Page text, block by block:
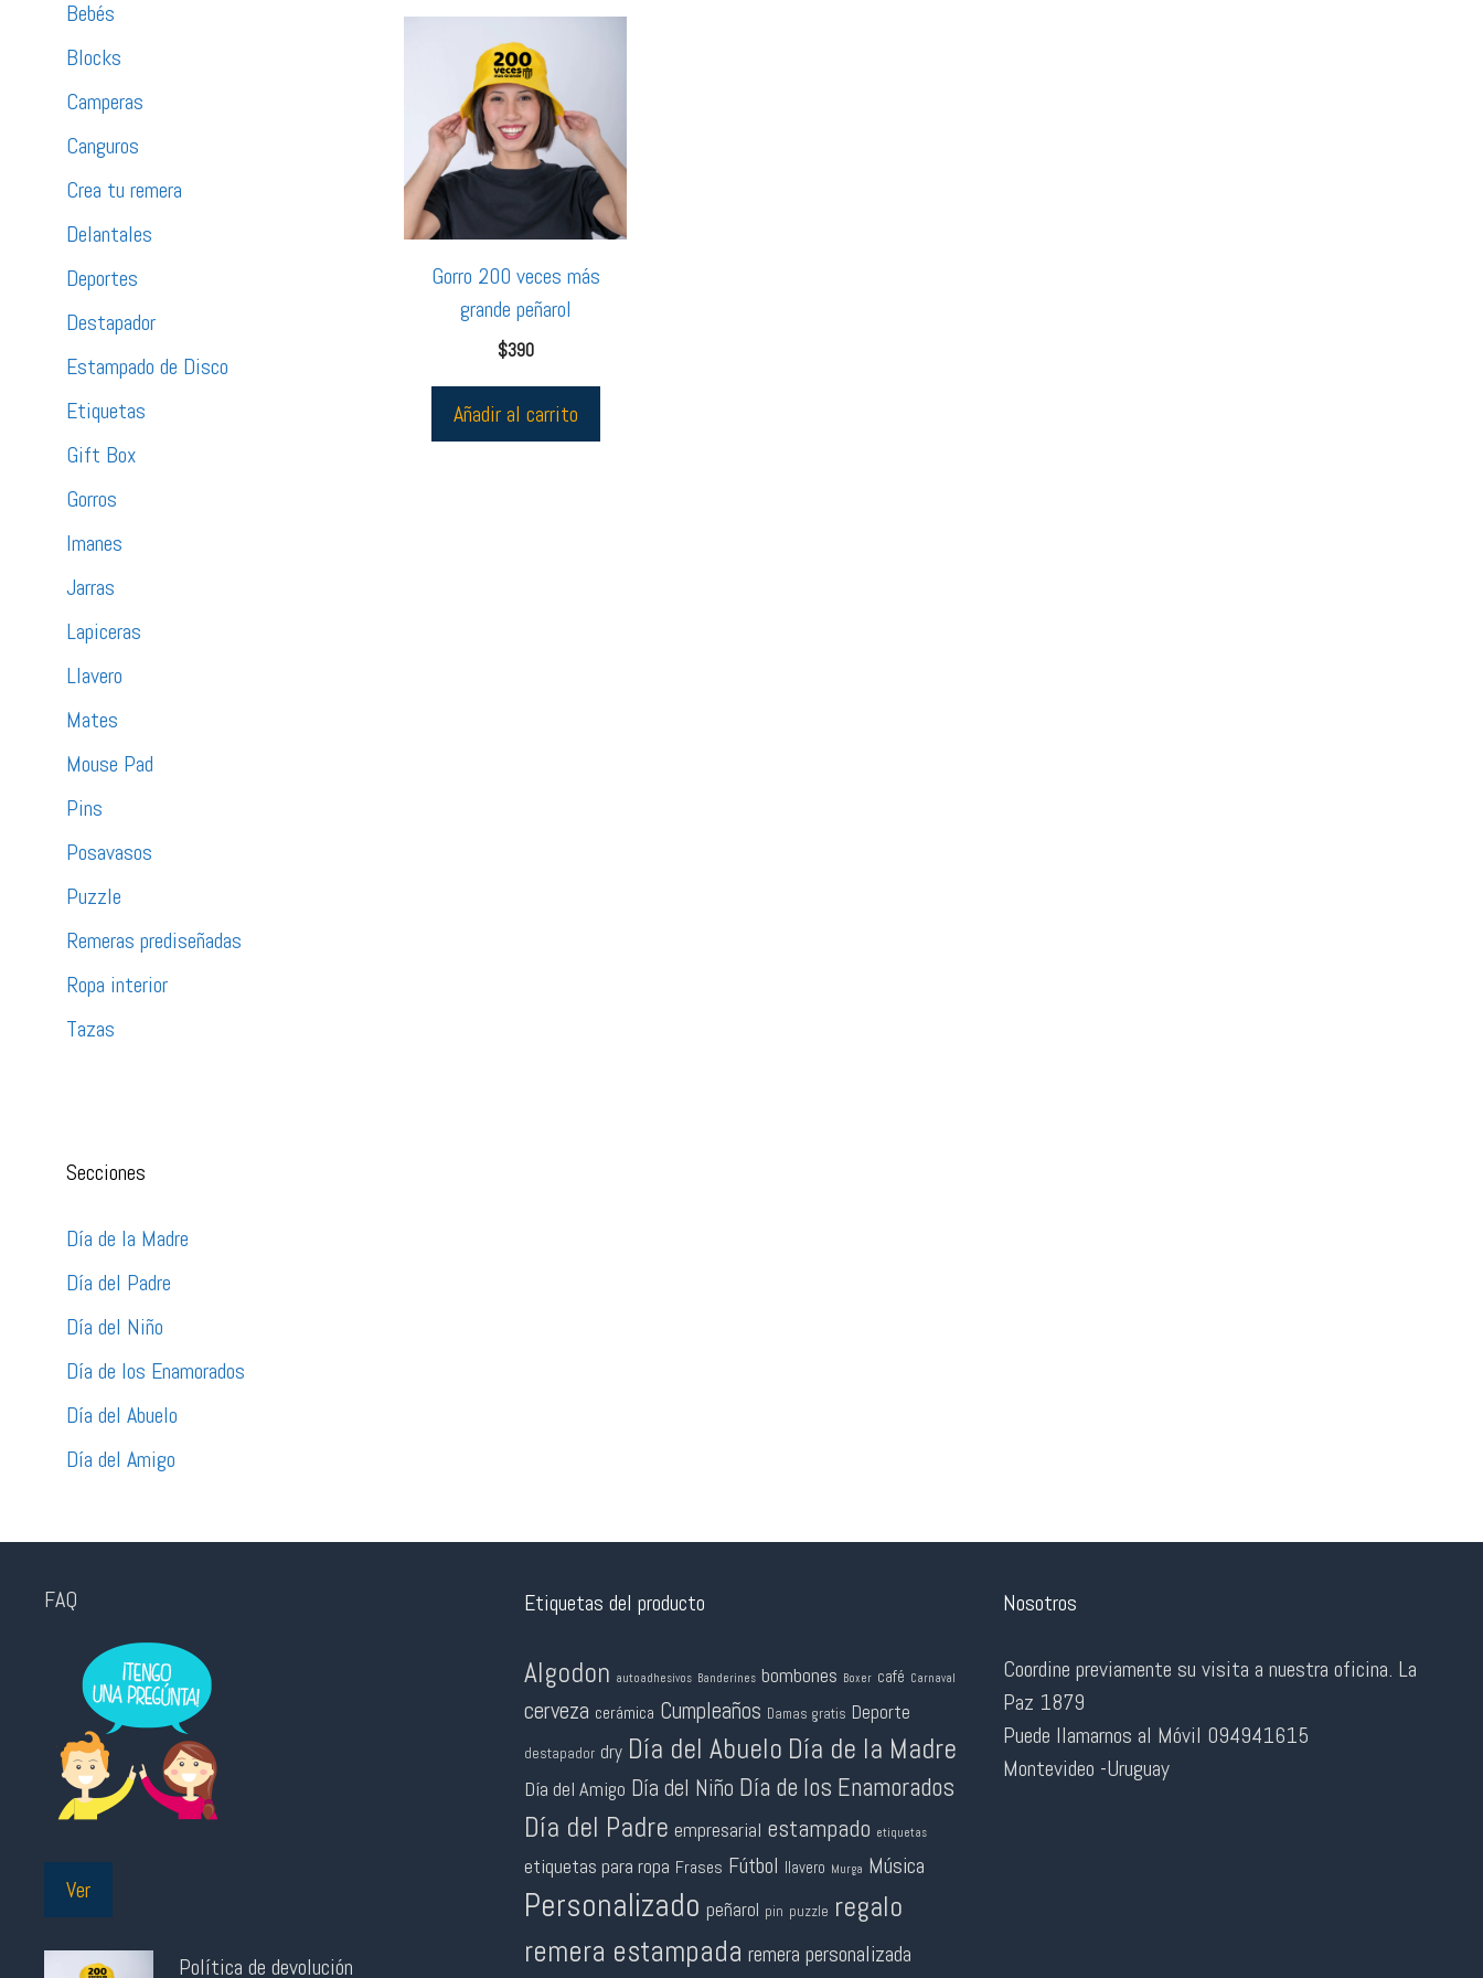
Gorro 200 veces más
grande peñarol
$390
Añadir al carrito
Bebés
Blocks
Camperas
Canguros
Crea tu remera
Delantales
Deportes
Destapador
Estampado de Disco
Etiquetas
Gift Box
Gorros
Imanes
Jarras
Lapiceras
Llavero
Mates
Mouse Pad
Pins
Posavasos
Puzzle
Remeras prediseñadas
Ropa interior
Tazas
Secciones
Día de la Madre
Día del Padre
Día del Niño
Día de los Enamorados
Día del Abuelo
Día del Amigo
FAQ
Ver
Política de devolución
Etiquetas del producto
Algodon autoadhesivos Banderines bombones Boxer café Carnaval
cerveza cerámica Cumpleaños Damas gratis Deporte
destapador dry Día del Abuelo Día de la Madre
Día del Amigo Día del Niño Día de los Enamorados
Día del Padre empresarial estampado etiquetas
etiquetas para ropa Frases Fútbol llavero Murga Música
Personalizado peñarol pin puzzle regalo
remera estampada remera personalizada
Nosotros
Coordine previamente su visita a nuestra oficina. La
Paz 1879
Puede llamarnos al Móvil 094941615
Montevideo -Uruguay